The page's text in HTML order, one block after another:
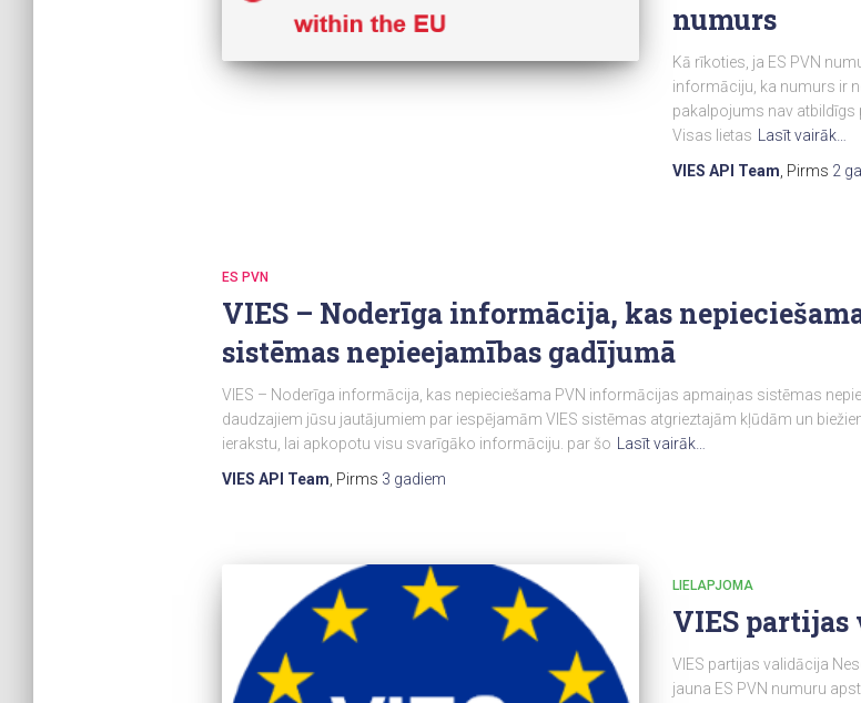
numurs
Kā rīkoties, ja ES PVN
informāciju, ka numurs ir
pakalpojums nav atbildīgs
Visas lietas
Lasīt vairāk…
VIES API Team , Pirms 2
ES PVN
VIES – Noderīga informācija, kas
sistēmas nepieejamības gadījumā
VIES – Noderīga informācija, kas nepieciešama PVN informācijas apmaiņas sistēmas
daudzajiem jūsu jautājumiem par iespējamām VIES sistēmas atgrieztajām kļūdām un
ierakstu, lai apkopotu visu svarīgāko informāciju. par šo
Lasīt vairāk…
VIES API Team , Pirms 3 gadiem
LIELAPJOMA
VIES
VIES partijas validācija
jauna ES PVN numuru